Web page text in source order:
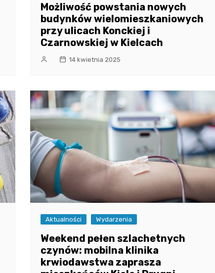
Możliwość powstania nowych
budynków wielomieszkaniowych
przy ulicach Konckiej i
Czarnowskiej w Kielcach
14 kwietnia 2025
Aktualności Wydarzenia
Weekend pełen szlachetnych
czynów: mobilna klinika
krwiodawstwa zaprasza